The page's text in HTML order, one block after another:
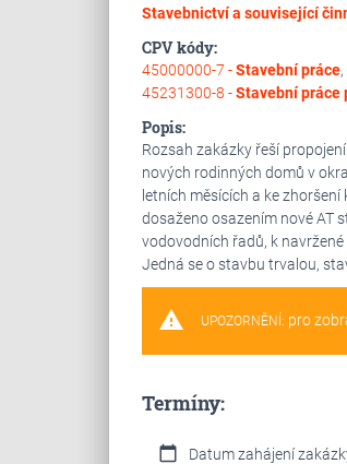
Stavebnictví a související
CPV kódy:
45000000-7 -Stavební práce,
45231300-8 -Stavební práce
Popis:
Rozsah zakázky řeší
nových rodinných domů v
letních měsících a ke
dosaženo osazením nové AT
vodovodních řadů, k
Jedná se o stavbu trvalou,
warning UPOZORNĚNÍ: pro
Termíny:
calendar_today Datum zahájení